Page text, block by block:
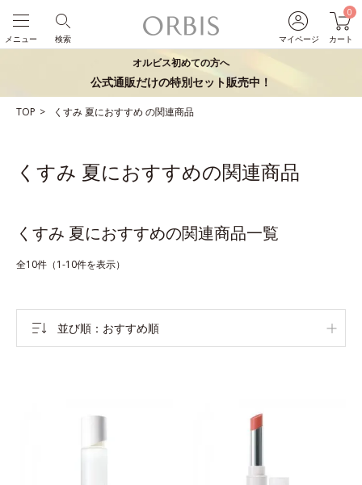
マイページ
0
カート
検索
メニュー
オルビス初めての方へ
公式通販だけの特別セット販売中！
TOP くすみ夏におすすめ の関連商品
くすみ 夏におすすめの関連商品
くすみ 夏におすすめの関連商品一覧
全10件（1-10件を表示）
並び順 おすすめ順